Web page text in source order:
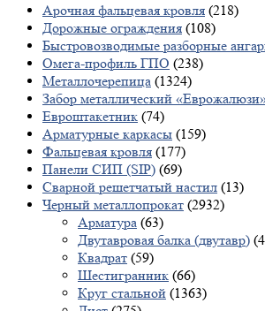
Арочная фальцевая кровля (218)
Дорожные ограждения (108)
Быстровозводимые разборные
Омега-профиль ГПО (238)
Металлочерепица (1324)
Забор металлический
Евроштакетник (74)
Арматурные каркасы (159)
Фальцевая кровля (177)
Панели СИП (SIP) (69)
Сварной решетчатый настил (13)
Черный металлопрокат (2932)
Арматура (63)
Двутавровая балка (двутавр)
Квадрат (59)
Шестигранник (66)
Круг стальной (1363)